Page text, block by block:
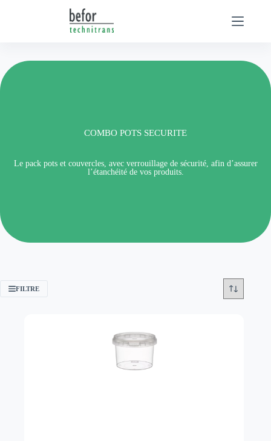
COMBO POTS SECURITE
Le pack pots et couvercles, avec verrouillage de sécurité, afin d’assurer
l’étanchéité de vos produits.
FILTRE